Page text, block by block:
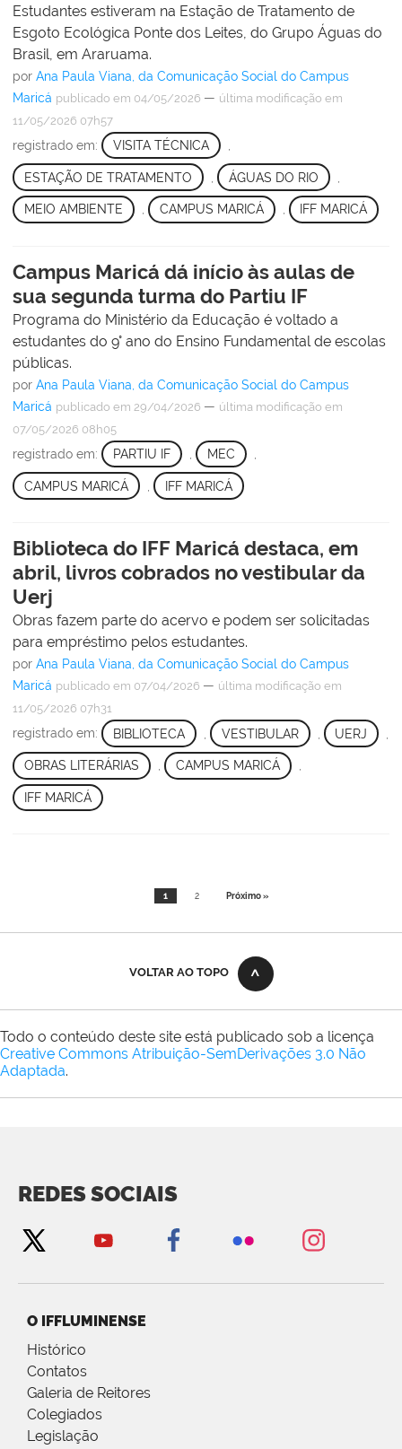
Estudantes estiveram na Estação de Tratamento de
Esgoto Ecológica Ponte dos Leites, do Grupo Águas do
Brasil, em Araruama.
por Ana Paula Viana, da Comunicação Social do Campus
Maricá publicado em 04/05/2026 — última modificação em
11/05/2026 07h57
registrado em: VISITA TÉCNICA
ESTAÇÃO DE TRATAMENTO ÁGUAS DO RIO
MEIO AMBIENTE , CAMPUS MARICÁ , IFF MARICÁ
Campus Maricá dá início às aulas de
sua segunda turma do Partiu IF
Programa do Ministério da Educação é voltado a
estudantes do 9° ano do Ensino Fundamental de escolas
públicas.
por Ana Paula Viana, da Comunicação Social do Campus
Maricá publicado em 29/04/2026 — última modificação em
07/05/2026 08h05
registrado em: PARTIU IF MEC
CAMPUS MARICÁ IFF MARICÁ
Biblioteca do IFF Maricá destaca, em
abril, livros cobrados no vestibular da
Uerj
Obras fazem parte do acervo e podem ser solicitadas
para empréstimo pelos estudantes.
por Ana Paula Viana, da Comunicação Social do Campus
Maricá publicado em 07/04/2026 — última modificação em
11/05/2026 07h31
registrado em: BIBLIOTECA VESTIBULAR UERJ
OBRAS LITERÁRIAS , CAMPUS MARICÁ ,
IFF MARICÁ
1 2 Próximo »
VOLTAR AO TOPO
Todo o conteúdo deste site está publicado sob a licença
Creative Commons Atribuição-SemDerivações 3.0 Não
Adaptada.
REDES SOCIAIS
O IFFLUMINENSE
Histórico
Contatos
Galeria de Reitores
Colegiados
Legislação